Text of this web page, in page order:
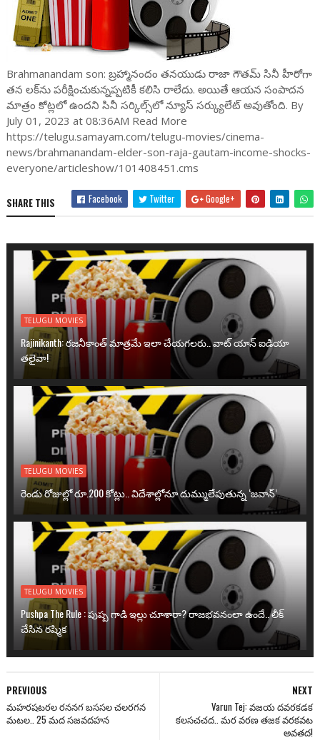
Brahmanandam son: బ్ర‌హ్మానందం త‌న‌యుడు రాజా గౌత‌మ్ సినీ హీరోగా
త‌న ల‌క్‌ను పరీక్షించుకున్న‌ప్ప‌టికీ క‌లిసి రాలేదు. అయితే ఆయ‌న సంపాద‌న
మాత్రం కోట్ల‌లో ఉంద‌ని సినీ స‌ర్కిల్స్‌లో న్యూస్ స‌ర్క్యులేట్ అవుతోంది. By
July 01, 2023 at 08:36AM Read More
https://telugu.samayam.com/telugu-movies/cinema-
news/brahmanandam-elder-son-raja-gautam-income-shocks-
everyone/articleshow/101408451.cms
SHARE THIS Facebook Twitter Google+
TELUGU MOVIES
Rajinikanth: రజనీకాంత్ మాత్రమే ఇలా చేయగలరు.. వాట్ యాన్ ఐడియా
తలైవా!
TELUGU MOVIES
రెండు రోజుల్లో రూ.200 కోట్లు.. విదేశాల్లోనూ దుమ్ములేపుతున్న ‘జవాన్’
TELUGU MOVIES
Pushpa The Rule : పుష్ప గాడి ఇల్లు చూశారా? రాజభవనంలా ఉందే.. లీక్
చేసిన రష్మిక
NEXT
Varun Tej: వజయ దవరకడక
కలసచచద.. మర వరణ తజక వరకవట
అవతద!
PREVIOUS
మహరషటరల రననగ బససల చలరగన
మటల.. 25 మద సజవదహన